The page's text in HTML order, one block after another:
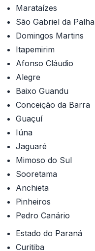
Marataízes
São Gabriel da Palha
Domingos Martins
Itapemirim
Afonso Cláudio
Alegre
Baixo Guandu
Conceição da Barra
Guaçuí
Iúna
Jaguaré
Mimoso do Sul
Sooretama
Anchieta
Pinheiros
Pedro Canário
Estado do Paraná
Curitiba